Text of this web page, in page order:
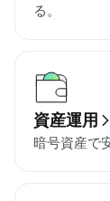
る。
資産運用
暗号資産で